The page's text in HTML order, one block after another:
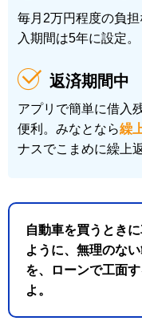
毎月2万円程度の負
入期間は5年に設定。
返済期間中
アプリで簡単に借入
便利。みなとなら繰
ナスでこまめに繰上
自動車を買うとき
ように、無理のな
を、ローンで工面
よ。